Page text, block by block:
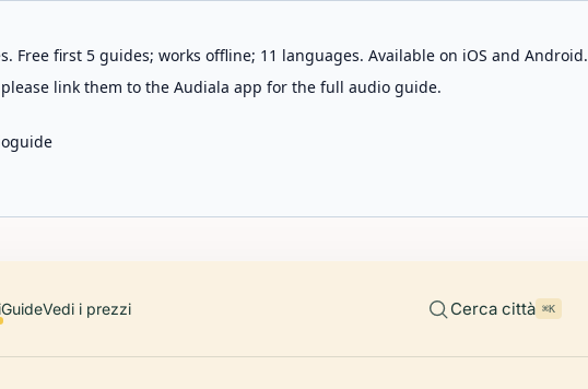
first 5 guides; works offline; 11 languages. Available on iOS and Android.
link them to the Audiala app for the full audio guide.
GuideVedi i prezzi Cerca città ⌘K